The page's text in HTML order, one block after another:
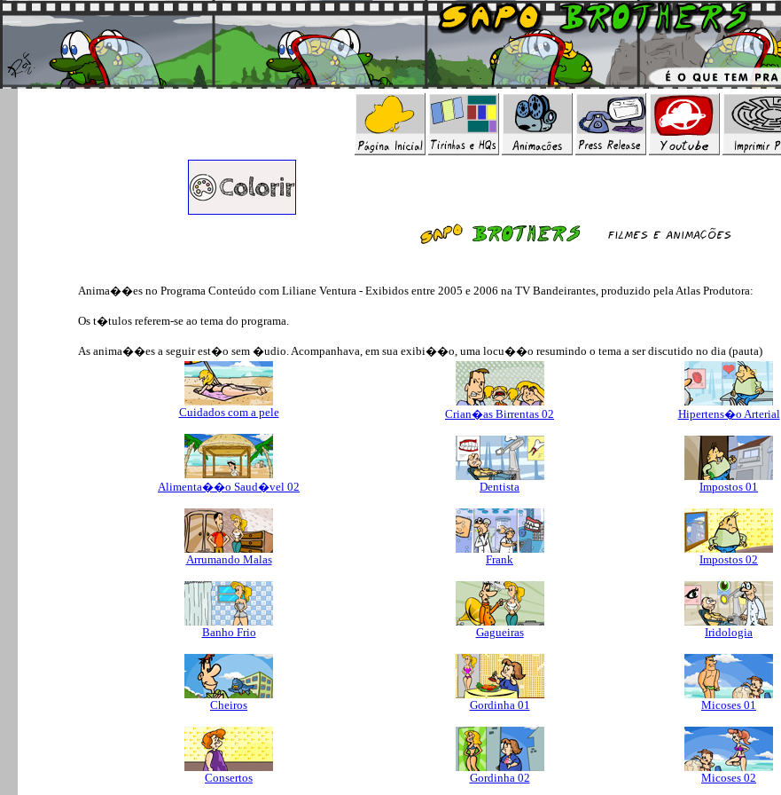
Anima��es no Programa Conteúdo com Liliane Ventura - Exibidos entre 2005 e 2006 na TV Bandeirantes, produzido pela Atlas Produtora:
Os t�tulos referem-se ao tema do programa.
As anima��es a seguir est�o sem �udio. Acompanhava, em sua exibi��o, uma locu��o resumindo o tema a ser discutido no dia (pauta)
Cuidados com a pele
Alimenta��o Saud�vel 02
Arrumando Malas
Banho Frio
Cheiros
Consertos
Crian�as Birrentas 02
Dentista
Frank
Gagueiras
Gordinha 01
Gordinha 02
Hipertens�o Arterial
Impostos 01
Impostos 02
Iridologia
Micoses 01
Micoses 02